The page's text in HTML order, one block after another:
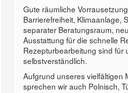
Gute räumliche
Barrierefreiheit, Klimaanlage,
separater Beratungsraum,
Ausstattung für die schnelle
Rezepturbearbeitung sind für
selbstverständlich.
Aufgrund unseres vielfältigen
sprechen wir auch Polnisch,